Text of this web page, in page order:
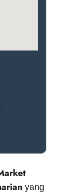
yang